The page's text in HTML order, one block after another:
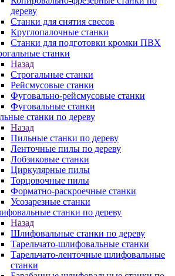
дереву
Станки для снятия свесов
Круглопалочные станки
Станки для подготовки кромки ПВХ
станки
Назад
Строгальные станки
Рейсмусовые станки
Фуговально-рейсмусовые станки
Фуговальные станки
станки по дереву
Назад
Пильные станки по дереву
Ленточные пилы по дереву
Лобзиковые станки
Циркулярные пилы
Торцовочные пилы
Форматно-раскроечные станки
Усозарезные станки
станки по дереву
Назад
Шлифовальные станки по дереву
Тарельчато-шлифовальные станки
Тарельчато-ленточные шлифовальные
станки